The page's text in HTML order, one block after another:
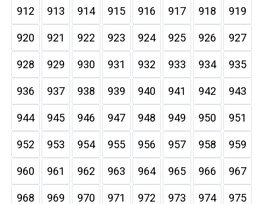
912 913 914 915 916 917 918 919
920 921 922 923 924 925 926 927
928 929 930 931 932 933 934 935
936 937 938 939 940 941 942 943
944 945 946 947 948 949 950 951
952 953 954 955 956 957 958 959
960 961 962 963 964 965 966 967
968 969 970 971 972 973 974 975